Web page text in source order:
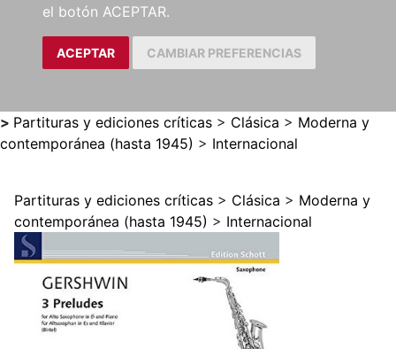
el botón ACEPTAR.
ACEPTAR CAMBIAR PREFERENCIAS
> Partituras y ediciones críticas > Clásica > Moderna y
contemporánea (hasta 1945) > Internacional
Partituras y ediciones críticas > Clásica > Moderna y
contemporánea (hasta 1945) > Internacional